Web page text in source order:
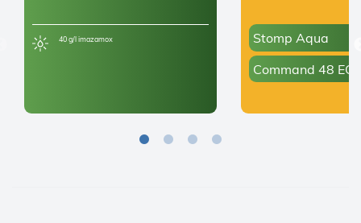
40 g/l imazamox
Stomp Aqua
Command 48 EC